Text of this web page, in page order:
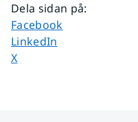
Dela sidan på:
Dela sidan på
Facebook
Dela sidan på
LinkedIn
Dela sidan på
X